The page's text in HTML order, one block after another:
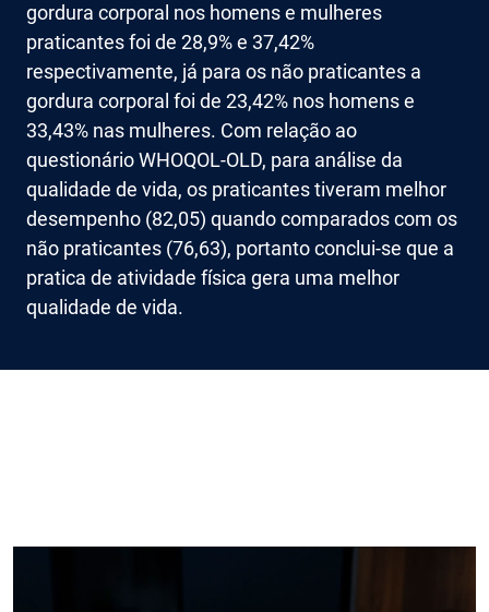
gordura corporal nos homens e mulheres
praticantes foi de 28,9% e 37,42%
respectivamente, já para os não praticantes a
gordura corporal foi de 23,42% nos homens e
33,43% nas mulheres. Com relação ao
questionário WHOQOL-OLD, para análise da
qualidade de vida, os praticantes tiveram melhor
desempenho (82,05) quando comparados com os
não praticantes (76,63), portanto conclui-se que a
pratica de atividade física gera uma melhor
qualidade de vida.
Imagem de capa